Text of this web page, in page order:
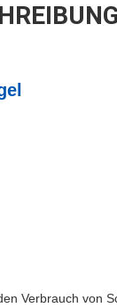
Verbrauch von